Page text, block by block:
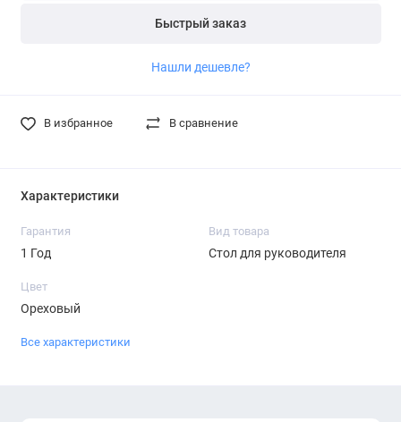
Быстрый заказ
Нашли дешевле?
В избранное В сравнение
Характеристики
Гарантия
1 Год
Вид товара
Стол для руководителя
Цвет
Ореховый
Все характеристики